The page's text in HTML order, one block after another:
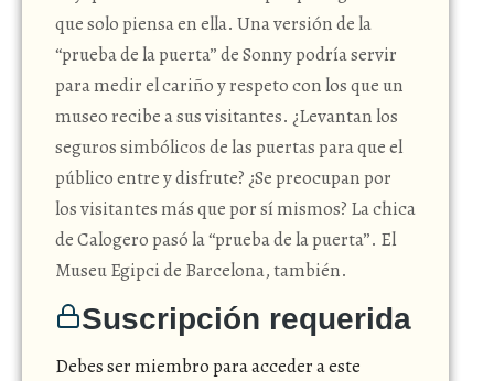
que solo piensa en ella. Una versión de la
“prueba de la puerta” de Sonny podría servir
para medir el cariño y respeto con los que un
museo recibe a sus visitantes. ¿Levantan los
seguros simbólicos de las puertas para que el
público entre y disfrute? ¿Se preocupan por
los visitantes más que por sí mismos? La chica
de Calogero pasó la “prueba de la puerta”. El
Museu Egipci de Barcelona, también.
Suscripción requerida
Debes ser miembro para acceder a este